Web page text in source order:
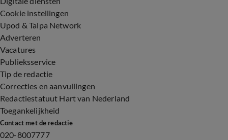
Cookie instellingen
Upod & Talpa Network
Adverteren
Vacatures
Publieksservice
Tip de redactie
Correcties en aanvullingen
Redactiestatuut Hart van Nederland
Toegankelijkheid
Contact met de redactie
020-8007777